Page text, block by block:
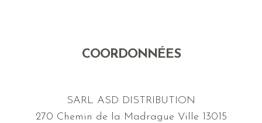
COORDONNÉES
SARL ASD DISTRIBUTION
270 Chemin de la Madrague Ville 13015